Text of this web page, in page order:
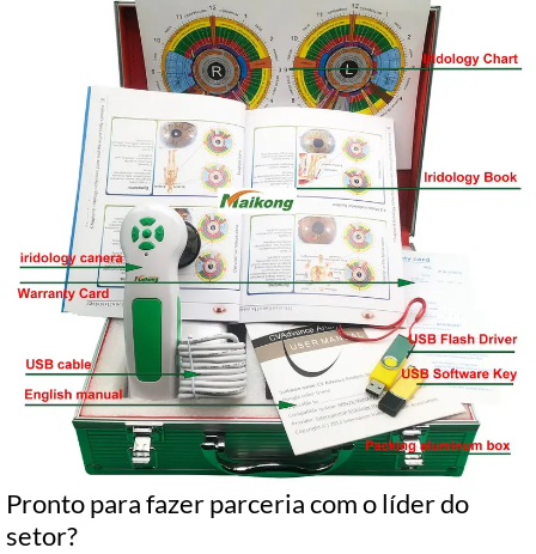
Pronto para fazer parceria com o líder do
setor?